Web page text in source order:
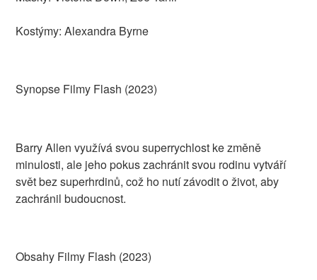
Kostýmy: Alexandra Byrne
Synopse Filmy Flash (2023)
Barry Allen využívá svou superrychlost ke změně
minulosti, ale jeho pokus zachránit svou rodinu vytváří
svět bez superhrdinů, což ho nutí závodit o život, aby
zachránil budoucnost.
Obsahy Filmy Flash (2023)